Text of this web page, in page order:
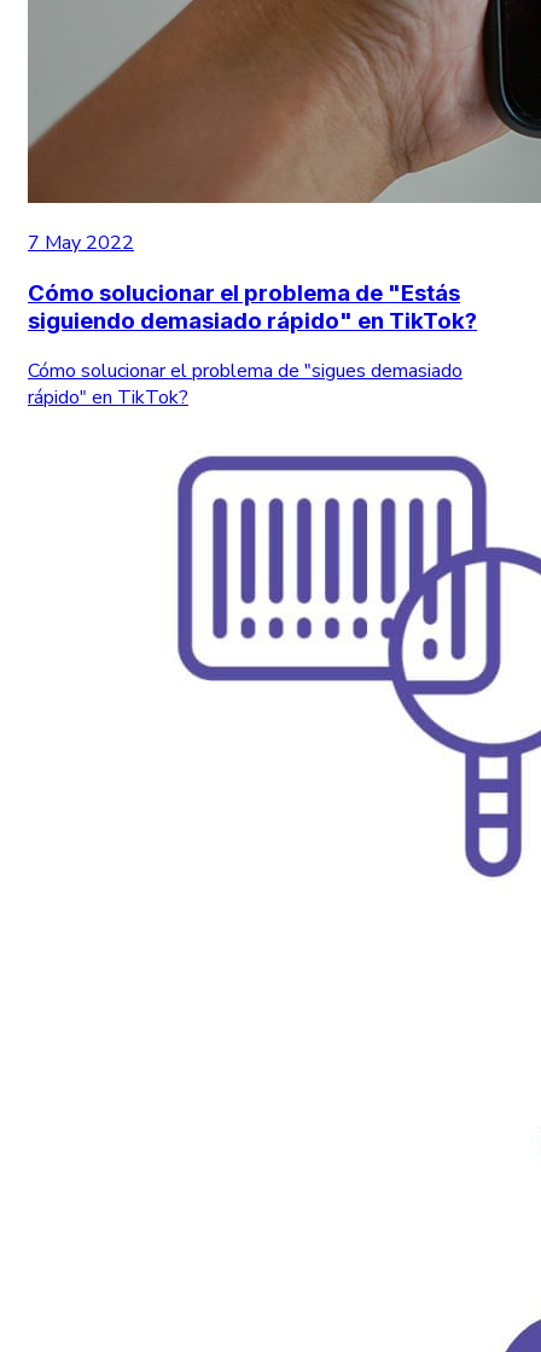
7 May 2022
Cómo solucionar el problema de "Estás
siguiendo demasiado rápido" en TikTok?
Cómo solucionar el problema de "sigues demasiado
rápido" en TikTok?